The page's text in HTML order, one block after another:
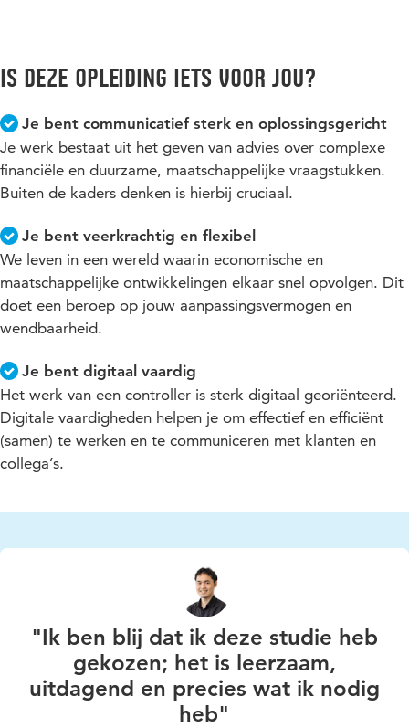
Is deze opleiding iets voor jou?
Je bent communicatief sterk en oplossingsgericht
Je werk bestaat uit het geven van advies over complexe
financiële en duurzame, maatschappelijke vraagstukken.
Buiten de kaders denken is hierbij cruciaal.
Je bent veerkrachtig en flexibel
We leven in een wereld waarin economische en
maatschappelijke ontwikkelingen elkaar snel opvolgen. Dit
doet een beroep op jouw aanpassingsvermogen en
wendbaarheid.
Je bent digitaal vaardig
Het werk van een controller is sterk digitaal georiënteerd.
Digitale vaardigheden helpen je om effectief en efficiënt
(samen) te werken en te communiceren met klanten en
collega’s.
"Ik ben blij dat ik deze studie heb
gekozen; het is leerzaam,
uitdagend en precies wat ik nodig
heb"